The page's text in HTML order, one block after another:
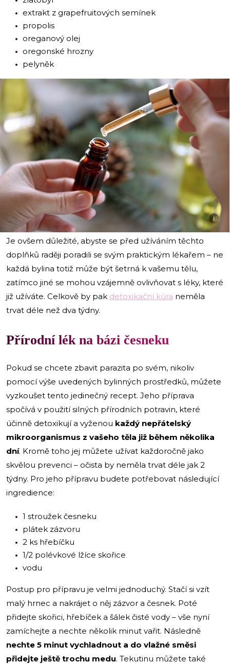
extrakt z grapefruitových semínek
propolis
oreganový olej
oregonské hrozny
pelyněk
i
Je ovšem důležité, abyste se před užíváním těchto
doplňků raději poradili se svým praktickým lékařem – ne
každá bylina totiž může být šetrná k vašemu tělu,
zatímco jiné se mohou vzájemně ovlivňovat s léky, které
již užíváte. Celkově by pak detoxikační kúra neměla
trvat déle než dva týdny.
Přírodní lék na bázi česneku
Pokud se chcete zbavit parazita po svém, nikoliv
pomocí výše uvedených bylinných prostředků, můžete
vyzkoušet tento jedinečný recept. Jeho příprava
spočívá v použití silných přírodních potravin, které
účinně detoxikují a vyženou každý nepřátelský
mikroorganismus z vašeho těla již během několika
dní. Kromě toho jej můžete užívat každoročně jako
skvělou prevenci – očista by neměla trvat déle jak 2
týdny. Pro jeho přípravu budete potřebovat následující
ingredience:
1 stroužek česneku
plátek zázvoru
2 ks hřebíčku
1/2 polévkové lžíce skořice
vodu
Postup pro přípravu je velmi jednoduchý. Stačí si vzít
malý hrnec a nakrájet o něj zázvor a česnek. Poté
přidejte skořici, hřebíček a šálek čisté vody – vše nyní
zamíchejte a nechte několik minut vařit. Následně
nechte 5 minut vychladnout a do vlažné směsi
přidejte ještě trochu medu. Tekutinu můžete také